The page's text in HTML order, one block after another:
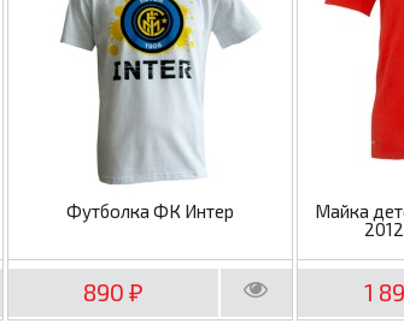
Футболка ФК Интер
890₽
Майка
1